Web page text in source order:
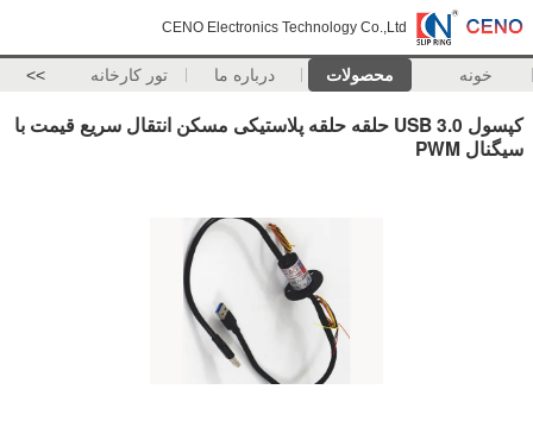
CENO Electronics Technology Co.,Ltd
خونه محصولات درباره ما تور کارخانه >>
کپسول USB 3.0 حلقه حلقه پلاستیکی مسکن انتقال سریع قیمت با
سیگنال PWM